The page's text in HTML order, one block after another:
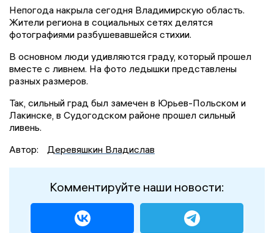
Непогода накрыла сегодня Владимирскую область.
Жители региона в социальных сетях делятся
фотографиями разбушевавшейся стихии.
В основном люди удивляются граду, который прошел
вместе с ливнем. На фото ледышки представлены
разных размеров.
Так, сильный град был замечен в Юрьев-Польском и
Лакинске, в Судогодском районе прошел сильный
ливень.
Автор:
Деревяшкин Владислав
Комментируйте наши новости: